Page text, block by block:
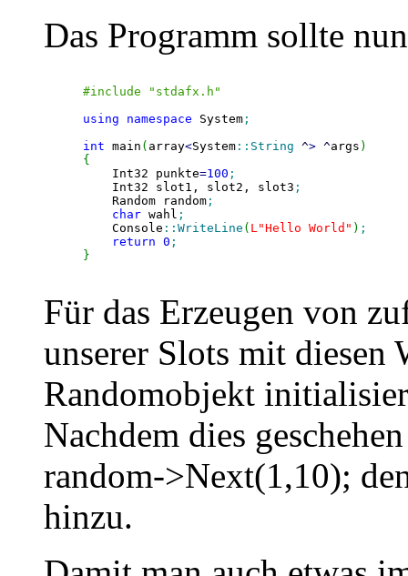
Das Programm sollte
#include "stdafx.h"
using
namespace System ;
int main ( array<System :: String ^> ^args )
{
    Int32 punkte
=100 ;
    Int32 slot1, slot2, slot3
;
    Random random
;
char wahl ;
    Console
:: WriteLine ( L "Hello World" ) ;
return 0 ;
}
Für das Erzeugen von
unserer Slots mit diesen
Randomobjekt
Nachdem dies
random->Next(1,10);
hinzu.